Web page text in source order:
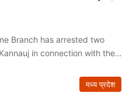
Branch has arrested two
in connection with the…
मध्य प्रदेश